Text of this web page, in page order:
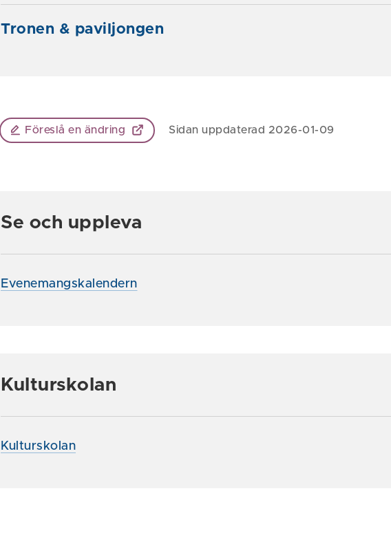
Tronen & paviljongen
Föreslå en ändring Sidan uppdaterad 2026-01-09
Se och uppleva
Evenemangskalendern
Kulturskolan
Kulturskolan